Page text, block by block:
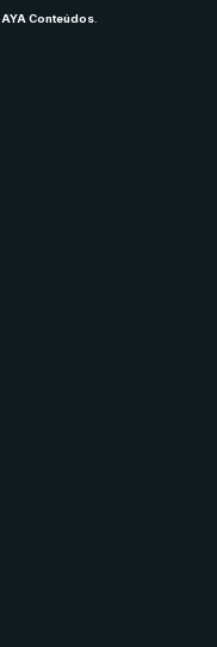
AYA Conteúdos.